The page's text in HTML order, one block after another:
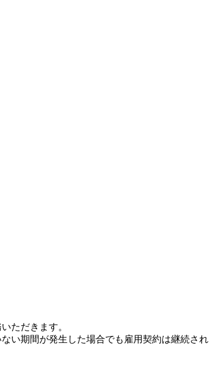
ただきます。
い期間が発生した場合でも雇用契約は継続され